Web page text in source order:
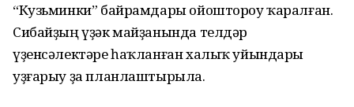
“Кузьминки” байрамдары ойоштороу ҡаралған.
Сибайҙың үҙәк майҙанында телдәр
үҙенсәлектәре һаҡланған халыҡ уйындары
уҙғарыу ҙа планлаштырыла.